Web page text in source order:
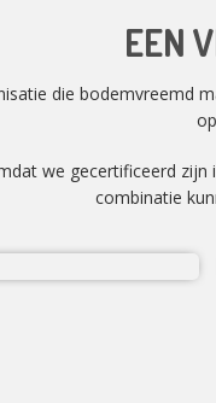
EEN
die bodemvreemd
we gecertificeerd
combinatie